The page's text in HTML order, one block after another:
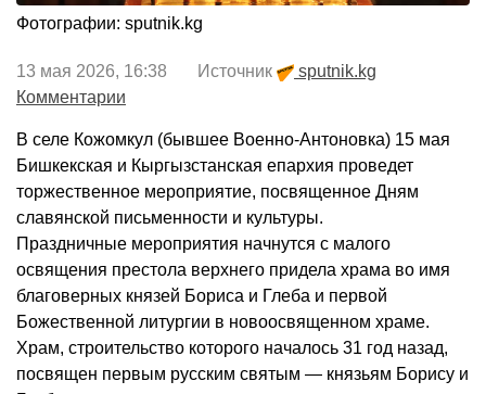
Фотографии: sputnik.kg
13 мая 2026, 16:38 Источник
sputnik.kg
Комментарии
В селе Кожомкул (бывшее Военно-Антоновка) 15 мая
Бишкекская и Кыргызстанская епархия проведет
торжественное мероприятие, посвященное Дням
славянской письменности и культуры.
Праздничные мероприятия начнутся с малого
освящения престола верхнего придела храма во имя
благоверных князей Бориса и Глеба и первой
Божественной литургии в новоосвященном храме.
Храм, строительство которого началось 31 год назад,
посвящен первым русским святым — князьям Борису и